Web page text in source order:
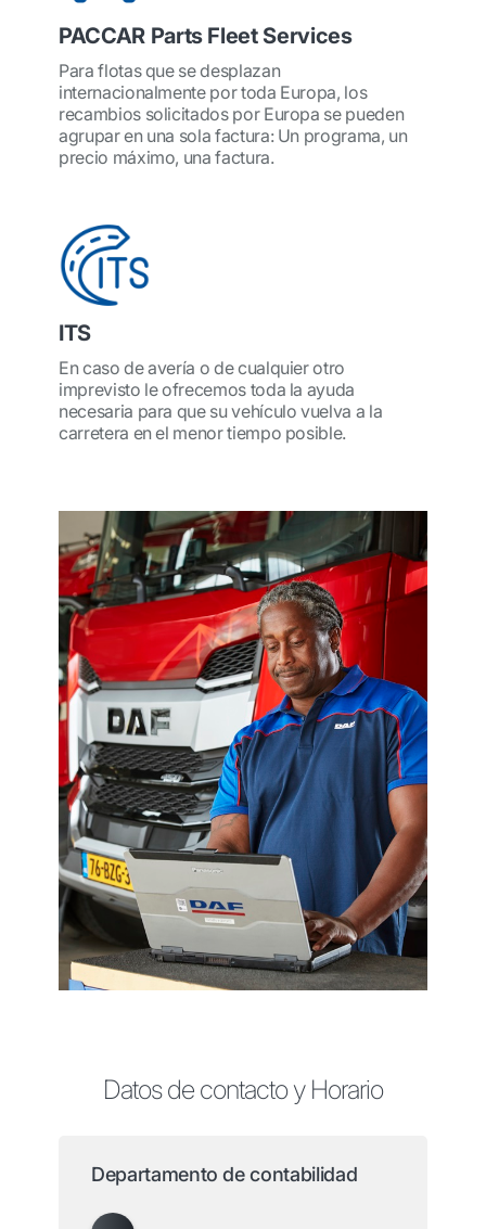
PACCAR Parts Fleet Services
Para flotas que se desplazan
internacionalmente por toda Europa, los
recambios solicitados por Europa se pueden
agrupar en una sola factura: Un programa, un
precio máximo, una factura.
ITS
En caso de avería o de cualquier otro
imprevisto le ofrecemos toda la ayuda
necesaria para que su vehículo vuelva a la
carretera en el menor tiempo posible.
Datos de contacto y Horario
Departamento de contabilidad